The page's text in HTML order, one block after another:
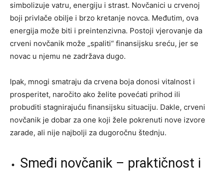
simbolizuje vatru, energiju i strast. Novčanici u crvenoj
boji privlače obilje i brzo kretanje novca. Međutim, ova
energija može biti i preintenzivna. Postoji vjerovanje da
crveni novčanik može „spaliti“ finansijsku sreću, jer se
novac u njemu ne zadržava dugo.
Ipak, mnogi smatraju da crvena boja donosi vitalnost i
prosperitet, naročito ako želite povećati prihod ili
probuditi stagnirajuću finansijsku situaciju. Dakle, crveni
novčanik je dobar za one koji žele pokrenuti nove izvore
zarade, ali nije najbolji za dugoročnu štednju.
Smeđi novčanik – praktičnost i